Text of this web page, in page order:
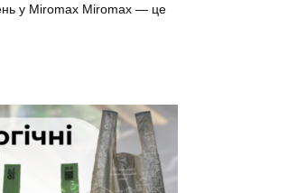
у Miromax Miromax — це